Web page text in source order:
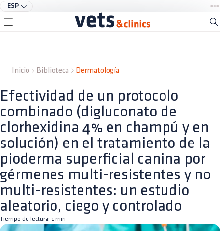
ESP
Inicio Biblioteca Dermatología
Efectividad de un protocolo
combinado (digluconato de
clorhexidina 4% en champú y en
solución) en el tratamiento de la
pioderma superficial canina por
gérmenes multi-resistentes y no
multi-resistentes: un estudio
aleatorio, ciego y controlado
Tiempo de lectura: 1 min